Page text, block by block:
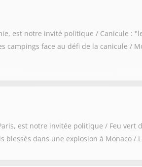
est notre invité politique / Canicule :
campings face au défi de la canicule /
est notre invitée politique / Feu
blessés dans une explosion à Monaco